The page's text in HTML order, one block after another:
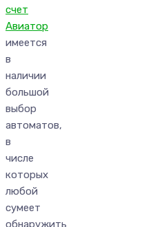
счет
Авиатор
имеется
в
наличии
большой
выбор
автоматов,
в
числе
которых
любой
сумеет
обнаружить